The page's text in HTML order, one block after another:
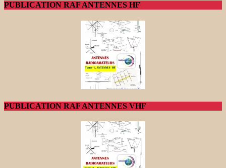
PUBLICATION RAF ANTENNES HF
PUBLICATION RAF ANTENNES VHF